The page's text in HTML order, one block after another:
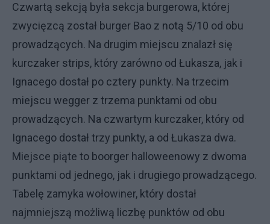
Czwartą sekcją była sekcja burgerowa, której
zwycięzcą został burger Bao z notą 5/10 od obu
prowadzących. Na drugim miejscu znalazł się
kurczaker strips, który zarówno od Łukasza, jak i
Ignacego dostał po cztery punkty. Na trzecim
miejscu wegger z trzema punktami od obu
prowadzących. Na czwartym kurczaker, który od
Ignacego dostał trzy punkty, a od Łukasza dwa.
Miejsce piąte to boorger halloweenowy z dwoma
punktami od jednego, jak i drugiego prowadzącego.
Tabelę zamyka wołowiner, który dostał
najmniejszą możliwą liczbę punktów od obu